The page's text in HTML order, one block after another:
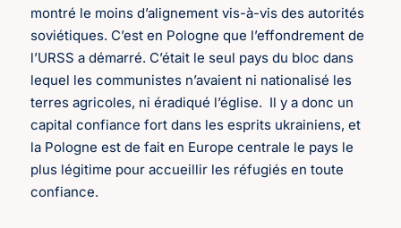
montré le moins d’alignement vis-à-vis des autorités
soviétiques. C’est en Pologne que l’effondrement de
l’URSS a démarré. C’était le seul pays du bloc dans
lequel les communistes n’avaient ni nationalisé les
terres agricoles, ni éradiqué l’église. Il y a donc un
capital confiance fort dans les esprits ukrainiens, et
la Pologne est de fait en Europe centrale le pays le
plus légitime pour accueillir les réfugiés en toute
confiance.